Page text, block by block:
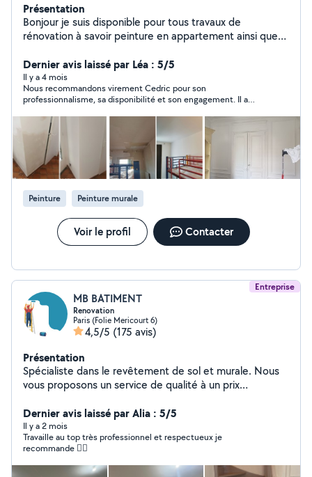
Présentation
Bonjour je suis disponible pour tous travaux de
rénovation à savoir peinture en appartement ainsi que
bricoles également. Remise en état de salle de bain ou
cuisine. j'attend vos propositions avec grand plaisir
bonne journée à vous ;) n'hésitez pas a me contacter
téléphoniquement car il se peut que votre demande
soit hors de ma zone
Dernier avis laissé par Léa : 5/5
Il y a 4 mois
Nous recommandons virement Cedric pour son
professionnalisme, sa disponibilité et son engagement. Il a
notre chambre qui présentait du moisi.
Peinture Peinture murale
Voir le profil Contacter
Entreprise
MB BATIMENT
Renovation
Paris (Folie Mericourt 6)
4,5/5 (175 avis)
Présentation
Spécialiste dans le revêtement de sol et murale. Nous
vous proposons un service de qualité à un prix
Dernier avis laissé par Alia : 5/5
Il y a 2 mois
Travaille au top très professionnel et respectueux je
recommande 👍🏼